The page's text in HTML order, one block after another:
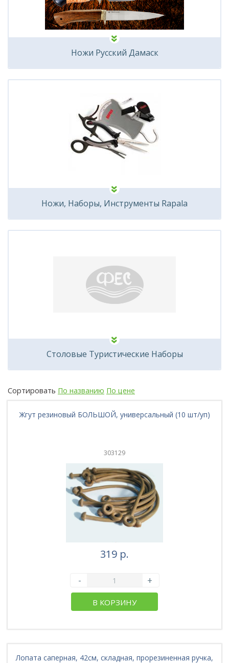
Ножи Русский Дамаск
Ножи, Наборы, Инструменты Rapala
Столовые Туристические Наборы
Сортировать По названию По цене
Жгут резиновый БОЛЬШОЙ, универсальный (10 шт/уп)
303129
319 р.
- +
В КОРЗИНУ
Лопата саперная, 42см, складная, прорезиненная ручка,